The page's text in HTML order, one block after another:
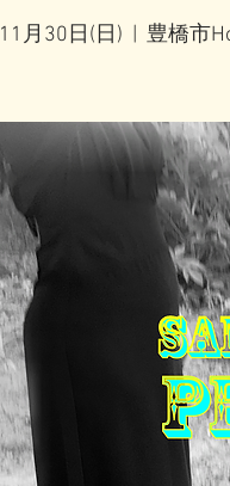
11月30日(日) 豊橋市